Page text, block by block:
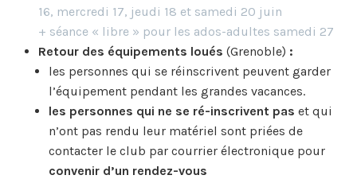
16, mercredi 17, jeudi 18 et samedi 20 juin
+ séance « libre » pour les ados-adultes samedi 27
Retour des équipements loués (Grenoble) :
les personnes qui se réinscrivent peuvent garder
l’équipement pendant les grandes vacances.
les personnes qui ne se ré-inscrivent pas et qui
n’ont pas rendu leur matériel sont priées de
contacter le club par courrier électronique pour
convenir d’un rendez-vous